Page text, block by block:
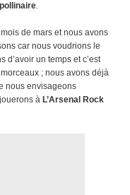
.
de mars et nous avons
car nous voudrions le
d’avoir un temps et c’est
; nous avons déjà
nous envisageons
à L’Arsenal Rock